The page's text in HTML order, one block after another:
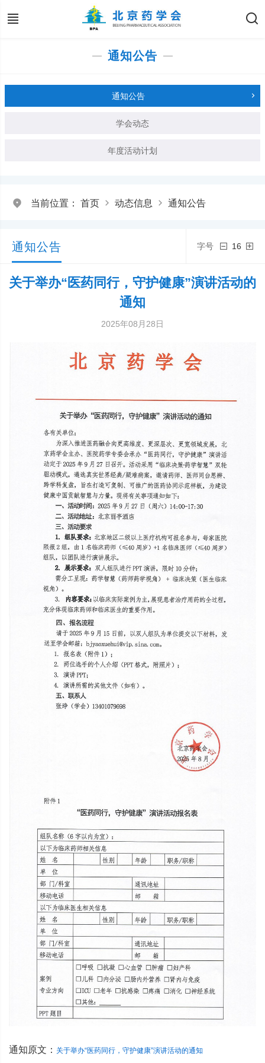
通知公告
通知公告
学会动态
年度活动计划
当前位置： 首页 动态信息 通知公告
通知公告 字号 16
关于举办“医药同行，守护健康”演讲活动的
通知
2025年08月28日
通知原文： 关于举办“医药同行，守护健康”演讲活动的通知